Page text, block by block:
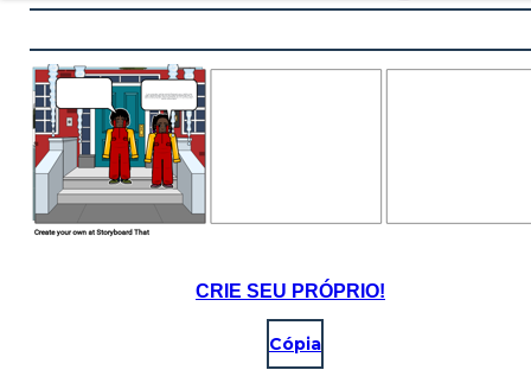
CRIE SEU PRÓPRIO!
Cópia